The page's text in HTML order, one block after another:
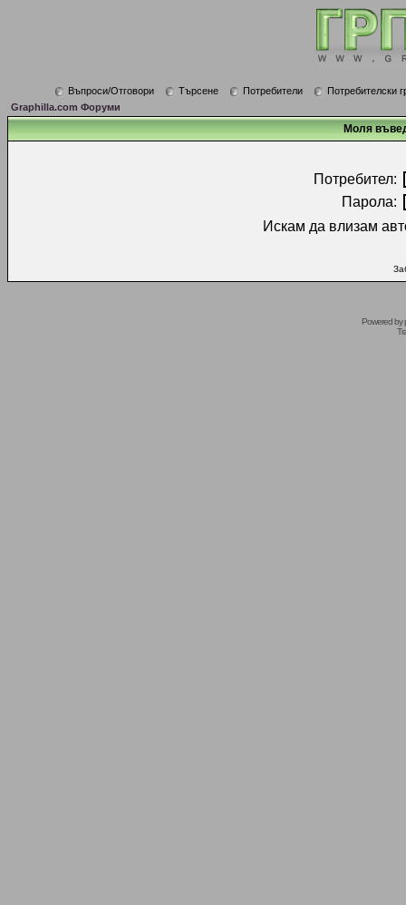
Въпроси/Отговори Търсене Потребители
Потребителски
Graphilla.com Форуми
Моля
Потребител:
Парола:
Искам да влизам
Powered by